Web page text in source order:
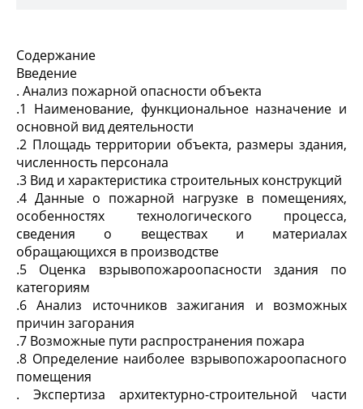
Содержание
Введение
. Анализ пожарной опасности объекта
.1 Наименование, функциональное назначение и
основной вид деятельности
.2 Площадь территории объекта, размеры здания,
численность персонала
.3 Вид и характеристика строительных конструкций
.4 Данные о пожарной нагрузке в помещениях,
особенностях технологического процесса,
сведения о веществах и материалах
обращающихся в производстве
.5 Оценка взрывопожароопасности здания по
категориям
.6 Анализ источников зажигания и возможных
причин загорания
.7 Возможные пути распространения пожара
.8 Определение наиболее взрывопожароопасного
помещения
. Экспертиза архитектурно-строительной части